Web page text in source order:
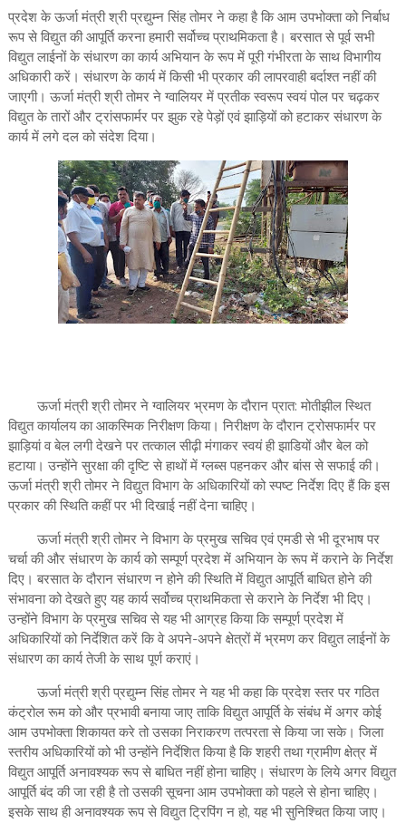
प्रदेश के ऊर्जा मंत्री श्री प्रद्युम्न सिंह तोमर ने कहा है कि आम उपभोक्ता को निर्बाध
रूप से विद्युत की आपूर्ति करना हमारी सर्वोच्च प्राथमिकता है। बरसात से पूर्व सभी
विद्युत लाईनों के संधारण का कार्य अभियान के रूप में पूरी गंभीरता के साथ विभागीय
अधिकारी करें। संधारण के कार्य में किसी भी प्रकार की लापरवाही बर्दाश्त नहीं की
जाएगी। ऊर्जा मंत्री श्री तोमर ने ग्वालियर में प्रतीक स्वरूप स्वयं पोल पर चढ़कर
विद्युत के तारों और ट्रांसफार्मर पर झुक रहे पेड़ों एवं झाड़ियों को हटाकर संधारण के
कार्य में लगे दल को संदेश दिया।
ऊर्जा मंत्री श्री तोमर ने ग्वालियर भ्रमण के दौरान प्रात: मोतीझील स्थित
विद्युत कार्यालय का आकस्मिक निरीक्षण किया। निरीक्षण के दौरान ट्रोसफार्मर पर
झाड़ियां व बेल लगी देखने पर तत्काल सीढ़ी मंगाकर स्वयं ही झाडियों और बेल को
हटाया। उन्होंने सुरक्षा की दृष्टि से हाथों में ग्लब्स पहनकर और बांस से सफाई की।
ऊर्जा मंत्री श्री तोमर ने विद्युत विभाग के अधिकारियों को स्पष्ट निर्देश दिए हैं कि इस
प्रकार की स्थिति कहीं पर भी दिखाई नहीं देना चाहिए।
ऊर्जा मंत्री श्री तोमर ने विभाग के प्रमुख सचिव एवं एमडी से भी दूरभाष पर
चर्चा की और संधारण के कार्य को सम्पूर्ण प्रदेश में अभियान के रूप में कराने के निर्देश
दिए। बरसात के दौरान संधारण न होने की स्थिति में विद्युत आपूर्ति बाधित होने की
संभावना को देखते हुए यह कार्य सर्वोच्च प्राथमिकता से कराने के निर्देश भी दिए।
उन्होंने विभाग के प्रमुख सचिव से यह भी आग्रह किया कि सम्पूर्ण प्रदेश में
अधिकारियों को निर्देशित करें कि वे अपने-अपने क्षेत्रों में भ्रमण कर विद्युत लाईनों के
संधारण का कार्य तेजी के साथ पूर्ण कराएं।
ऊर्जा मंत्री श्री प्रद्युम्न सिंह तोमर ने यह भी कहा कि प्रदेश स्तर पर गठित
कंट्रोल रूम को और प्रभावी बनाया जाए ताकि विद्युत आपूर्ति के संबंध में अगर कोई
आम उपभोक्ता शिकायत करे तो उसका निराकरण तत्परता से किया जा सके। जिला
स्तरीय अधिकारियों को भी उन्होंने निर्देशित किया है कि शहरी तथा ग्रामीण क्षेत्र में
विद्युत आपूर्ति अनावश्यक रूप से बाधित नहीं होना चाहिए। संधारण के लिये अगर विद्युत
आपूर्ति बंद की जा रही है तो उसकी सूचना आम उपभोक्ता को पहले से होना चाहिए।
इसके साथ ही अनावश्यक रूप से विद्युत ट्रिपिंग न हो, यह भी सुनिश्चित किया जाए।